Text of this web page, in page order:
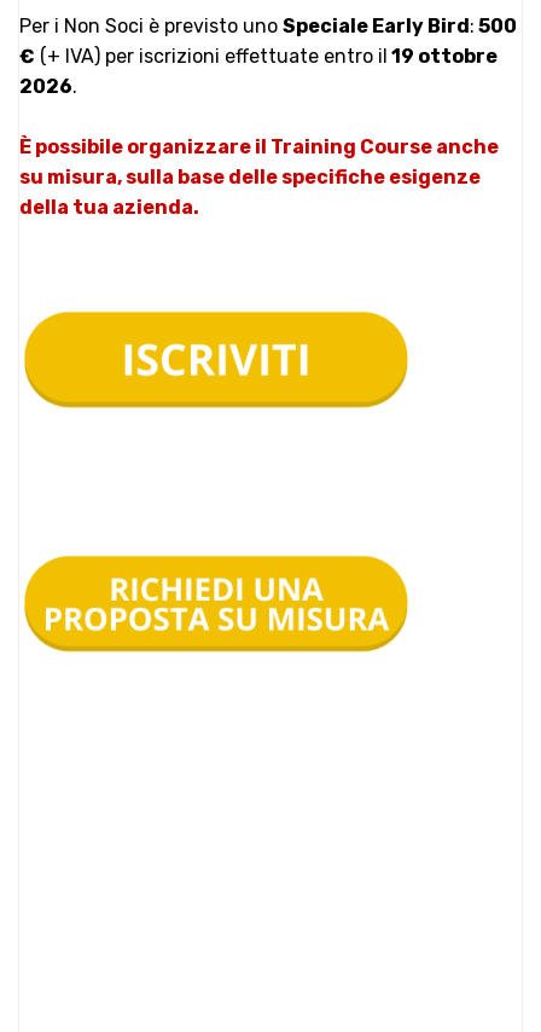
Per i Non Soci è previsto uno Speciale Early Bird: 500
€ (+ IVA) per iscrizioni effettuate entro il 19 ottobre
2026.
È possibile organizzare il Training Course anche
su misura, sulla base delle specifiche esigenze
della tua azienda.